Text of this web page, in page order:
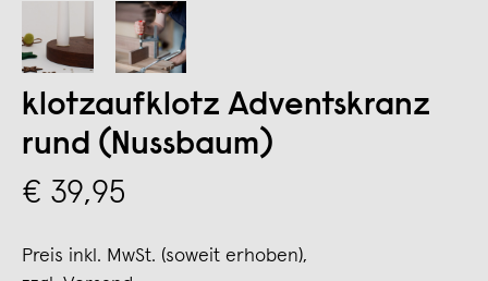
klotzaufklotz Adventskranz
rund (Nussbaum)
€ 39,95
Preis inkl. MwSt. (soweit erhoben),